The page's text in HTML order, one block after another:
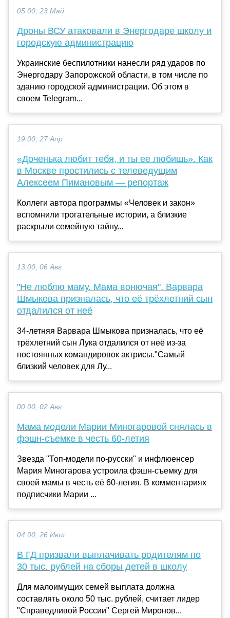
05:00, 23 Май
Дроны ВСУ атаковали в Энергодаре школу и
городскую администрацию
Украинские беспилотники нанесли ряд ударов по
Энергодару Запорожской области, в том числе по
зданию городской администрации. Об этом в
своем Telegram...
19:00, 27 Апр
«Доченька любит тебя, и ты ее любишь». Как
в Москве простились с телеведущим
Алексеем Пимановым — репортаж
Коллеги автора программы «Человек и закон»
вспомнили трогательные истории, а близкие
раскрыли семейную тайну...
13:00, 06 Авг
"Не люблю маму. Мама вонючая". Варвара
Шмыкова призналась, что её трёхлетний сын
отдалился от неё
34-летняя Варвара Шмыкова призналась, что её
трёхлетний сын Лука отдалился от неё из-за
постоянных командировок актрисы."Самый
близкий человек для Лу...
00:00, 02 Авг
Мама модели Марии Миногаровой снялась в
фэшн-съемке в честь 60-летия
Звезда "Топ-модели по-русски" и инфлюенсер
Мария Миногарова устроила фэшн-съемку для
своей мамы в честь её 60-летия. В комментариях
подписчики Марии ...
04:00, 26 Июл
В ГД призвали выплачивать родителям по
30 тыс. рублей на сборы детей в школу
Для малоимущих семей выплата должна
составлять около 50 тыс. рублей, считает лидер
"Справедливой России" Сергей Миронов...